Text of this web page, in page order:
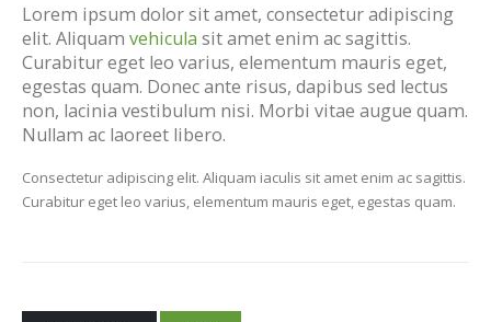
Lorem ipsum dolor sit amet, consectetur adipiscing
elit. Aliquam vehicula sit amet enim ac sagittis.
Curabitur eget leo varius, elementum mauris eget,
egestas quam. Donec ante risus, dapibus sed lectus
non, lacinia vestibulum nisi. Morbi vitae augue quam.
Nullam ac laoreet libero.
Consectetur adipiscing elit. Aliquam iaculis sit amet enim ac sagittis.
Curabitur eget leo varius, elementum mauris eget, egestas quam.